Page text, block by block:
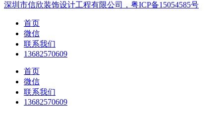
深圳市信欣装饰设计工程有限公司，粤ICP备15054585号
首页
微信
联系我们
13682570609
首页
微信
联系我们
13682570609